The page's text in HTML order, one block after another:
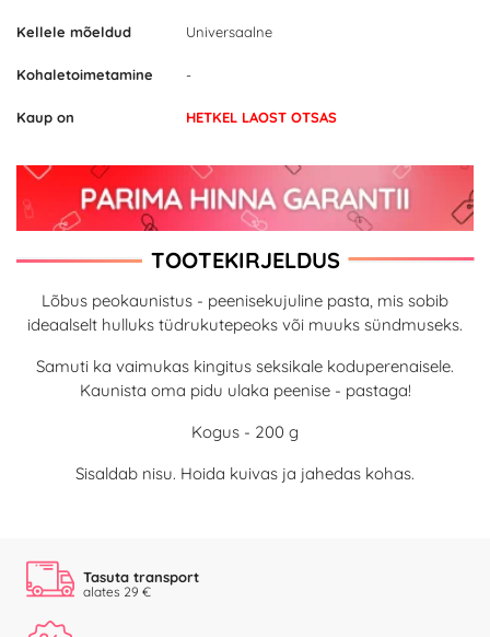
Kellele mõeldud Universaalne
Kohaletoimetamine -
Kaup on HETKEL LAOST OTSAS
TOOTEKIRJELDUS
Lõbus peokaunistus - peenisekujuline pasta, mis sobib
ideaalselt hulluks tüdrukutepeoks või muuks sündmuseks.
Samuti ka vaimukas kingitus seksikale koduperenaisele.
Kaunista oma pidu ulaka peenise - pastaga!
Kogus - 200 g
Sisaldab nisu. Hoida kuivas ja jahedas kohas.
Tasuta transport
alates 29 €